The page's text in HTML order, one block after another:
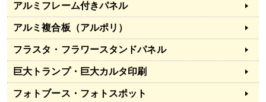
アルミフレーム付きパネル
アルミ複合板（アルポリ）
フラスタ・フラワースタンドパネル
巨大トランプ・巨大カルタ印刷
フォトブース・フォトスポット